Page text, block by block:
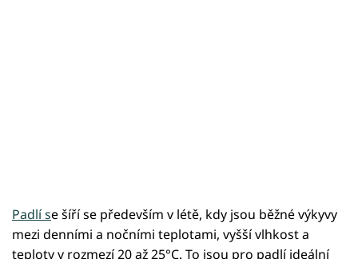
Padlí se šíří se především v létě, kdy jsou běžné výkyvy
mezi denními a nočními teplotami, vyšší vlhkost a
teploty v rozmezí 20 až 25°C. To jsou pro padlí ideální